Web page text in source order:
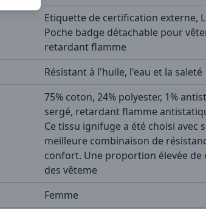
Etiquette de certification externe,
Poche badge détachable pour
retardant flamme
Résistant à l'huile, l'eau et la saleté
75% coton, 24% polyester, 1%
sergé, retardant flamme
Ce tissu ignifuge a été choisi avec
meilleure combinaison de
confort. Une proportion élevée
des vêteme
Femme